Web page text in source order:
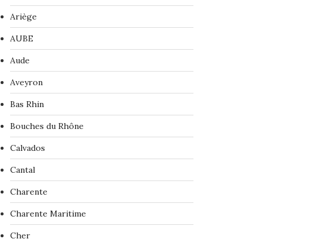
Ariège
AUBE
Aude
Aveyron
Bas Rhin
Bouches du Rhône
Calvados
Cantal
Charente
Charente Maritime
Cher